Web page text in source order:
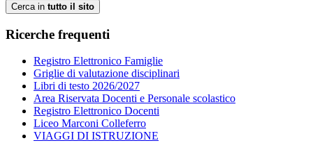
Cerca in tutto il sito
Ricerche frequenti
Registro Elettronico Famiglie
Griglie di valutazione disciplinari
Libri di testo 2026/2027
Area Riservata Docenti e Personale scolastico
Registro Elettronico Docenti
Liceo Marconi Colleferro
VIAGGI DI ISTRUZIONE